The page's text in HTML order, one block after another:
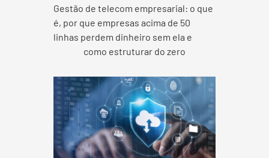
Gestão de telecom empresarial: o que
é, por que empresas acima de 50
linhas perdem dinheiro sem ela e
como estruturar do zero